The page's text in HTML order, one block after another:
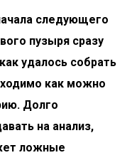
следующего
пузыря сразу
удалось собрать
как можно
Долго
на анализ,
ложные